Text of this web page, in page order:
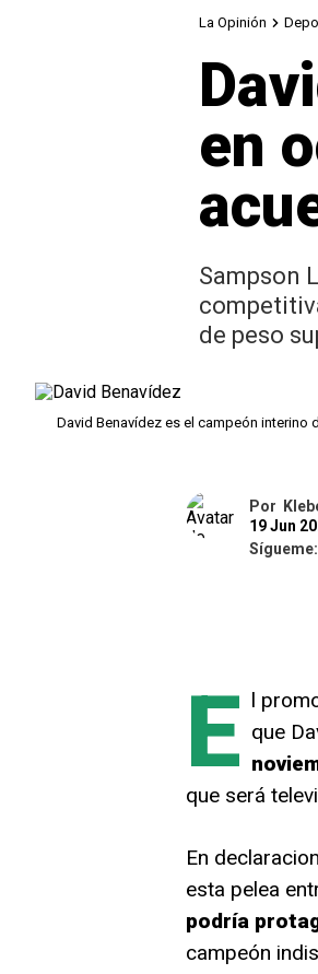
La Opinión
en
Sampson
de peso
David Benavídez es el campeón interino
Por
19 Jun
Sígueme:
E l
que
que será
En
esta pelea
podría
campeón